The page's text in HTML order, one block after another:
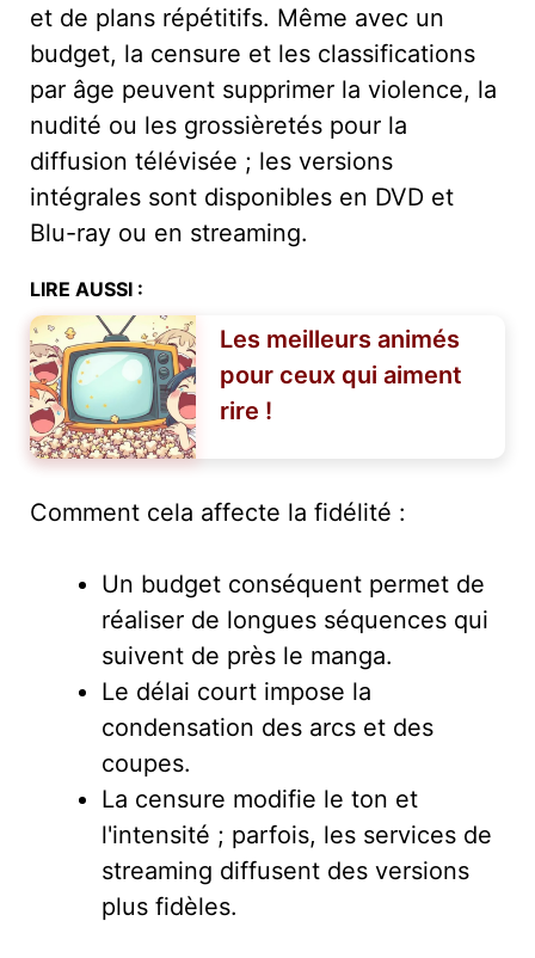
et de plans répétitifs. Même avec un
budget, la censure et les classifications
par âge peuvent supprimer la violence, la
nudité ou les grossièretés pour la
diffusion télévisée ; les versions
intégrales sont disponibles en DVD et
Blu-ray ou en streaming.
LIRE AUSSI :
Les meilleurs animés
pour ceux qui aiment
rire !
Comment cela affecte la fidélité :
Un budget conséquent permet de
réaliser de longues séquences qui
suivent de près le manga.
Le délai court impose la
condensation des arcs et des
coupes.
La censure modifie le ton et
l'intensité ; parfois, les services de
streaming diffusent des versions
plus fidèles.